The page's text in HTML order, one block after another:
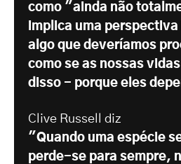
como "ainda não
implica uma
algo que deveríamos
como se as nossas
disso - porque eles
Clive Russell diz
"Quando uma espécie
perde-se para sempre,